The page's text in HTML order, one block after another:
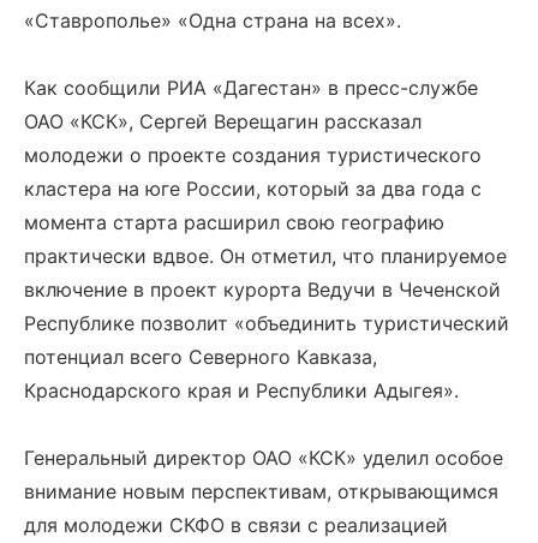
«Ставрополье» «Одна страна на всех».
Как сообщили РИА «Дагестан» в пресс-службе
ОАО «КСК», Сергей Верещагин рассказал
молодежи о проекте создания туристического
кластера на юге России, который за два года с
момента старта расширил свою географию
практически вдвое. Он отметил, что планируемое
включение в проект курорта Ведучи в Чеченской
Республике позволит «объединить туристический
потенциал всего Северного Кавказа,
Краснодарского края и Республики Адыгея».
Генеральный директор ОАО «КСК» уделил особое
внимание новым перспективам, открывающимся
для молодежи СКФО в связи с реализацией